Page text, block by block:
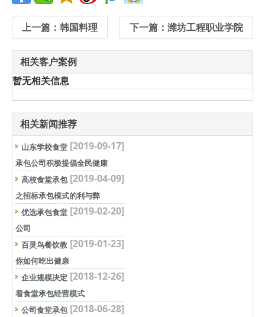
上一篇：韩国料理 下一篇：潍坊工程职业学院
相关客户案例
暂无相关信息
相关新闻推荐
[2019-09-17]
山东学校食堂
承包公司积极提倡全民健康
[2019-04-09]
高校食堂承包
之招标承包模式的利与弊
[2019-02-20]
优选承包食堂
公司
[2019-01-23]
百灵鸟餐饮教
你如何吃出健康
[2018-12-26]
企业规模决定
着食堂承包经营模式
[2018-06-28]
公司食堂承包